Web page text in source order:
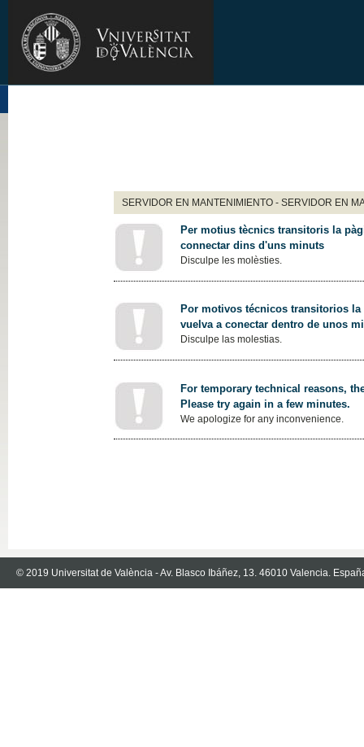
SERVIDOR EN MANTENIMIENTO - SERVIDOR EN
Per motius tècnics transitoris la
connectar dins d'uns minuts
Disculpe les molèsties.
Por motivos técnicos transitorios
vuelva a conectar dentro de unos
Disculpe las molestias.
For temporary technical reasons,
Please try again in a few minutes.
We apologize for any inconvenience.
© 2019 Universitat de València - Av. Blasco Ibáñez, 13. 46010 Valencia.